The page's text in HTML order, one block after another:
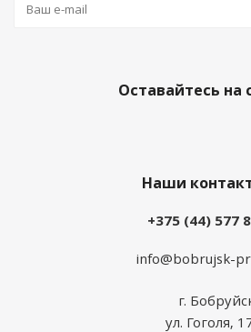
Оставайтесь на
Наши
+375 (44) 577
info@bobrujsk-
г.
ул. Гоголя,